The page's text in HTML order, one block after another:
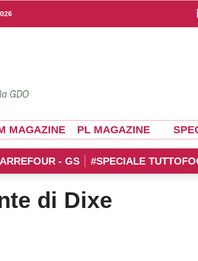
MAGAZINE PL MAGAZINE
- GS #SPECIALE
di Dixe